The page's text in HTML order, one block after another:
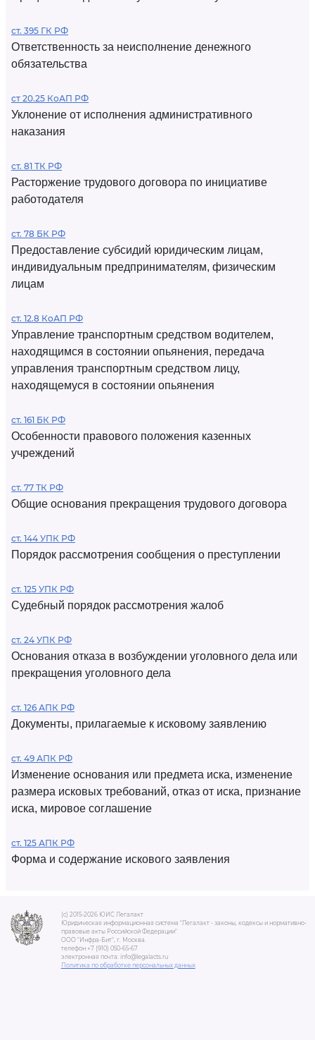
ст. 395 ГК РФ
Ответственность за неисполнение денежного
обязательства
ст 20.25 КоАП РФ
Уклонение от исполнения административного
наказания
ст. 81 ТК РФ
Расторжение трудового договора по инициативе
работодателя
ст. 78 БК РФ
Предоставление субсидий юридическим лицам,
индивидуальным предпринимателям, физическим
лицам
ст. 12.8 КоАП РФ
Управление транспортным средством водителем,
находящимся в состоянии опьянения, передача
управления транспортным средством лицу,
находящемуся в состоянии опьянения
ст. 161 БК РФ
Особенности правового положения казенных
учреждений
ст. 77 ТК РФ
Общие основания прекращения трудового договора
ст. 144 УПК РФ
Порядок рассмотрения сообщения о преступлении
ст. 125 УПК РФ
Судебный порядок рассмотрения жалоб
ст. 24 УПК РФ
Основания отказа в возбуждении уголовного дела или
прекращения уголовного дела
ст. 126 АПК РФ
Документы, прилагаемые к исковому заявлению
ст. 49 АПК РФ
Изменение основания или предмета иска, изменение
размера исковых требований, отказ от иска, признание
иска, мировое соглашение
ст. 125 АПК РФ
Форма и содержание искового заявления
(c) 2015-2026 ЮИС Легалакт
Юридическая информационная система "Легалакт - законы, кодексы и нормативно-
правовые акты Российской Федерации"
ООО "Инфра-Бит", г. Москва.
телефон +7 (910) 050-65-67
электронная почта: info@legalacts.ru
Политика по обработке персональных данных